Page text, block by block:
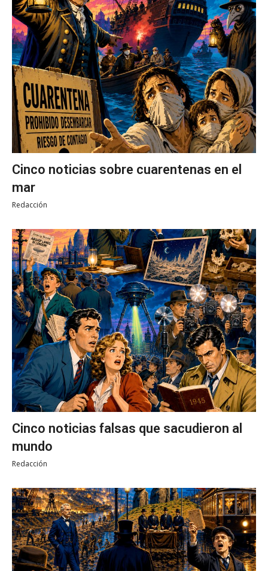
Cinco noticias sobre cuarentenas en el
mar
Redacción
Cinco noticias falsas que sacudieron al
mundo
Redacción